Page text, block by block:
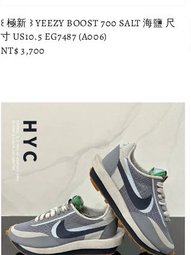
꒰ 極新 ꒱ YEEZY BOOST 700 SALT 海鹽 尺
寸 US10.5 EG7487 (A006)
Regular
NT$ 3,700